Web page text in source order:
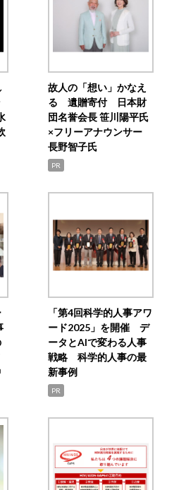
故人の「想い」かなえ
る 遺贈寄付 日本財
団名誉会長 笹川陽平氏
×フリーアナウンサー
長野智子氏
PR
「第4回科学的人事アワ
ード2025」を開催 デ
ータとAIで変わる人事
戦略 科学的人事の最
新事例
PR